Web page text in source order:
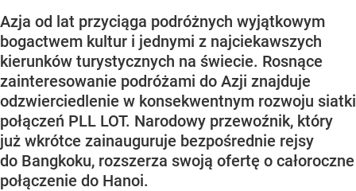
Azja od lat przyciąga podróżnych wyjątkowym
bogactwem kultur i jednymi z najciekawszych
kierunków turystycznych na świecie. Rosnące
zainteresowanie podróżami do Azji znajduje
odzwierciedlenie w konsekwentnym rozwoju siatki
połączeń PLL LOT. Narodowy przewoźnik, który
już wkrótce zainauguruje bezpośrednie rejsy
do Bangkoku, rozszerza swoją ofertę o całoroczne
połączenie do Hanoi.